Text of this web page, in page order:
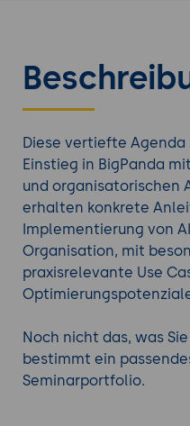
Diese vertiefte
Einstieg in BigPanda
und organisatorischen
erhalten konkrete
Implementierung von
Organisation, mit
praxisrelevante Use
Noch nicht das, was
bestimmt ein
Seminarportfolio.